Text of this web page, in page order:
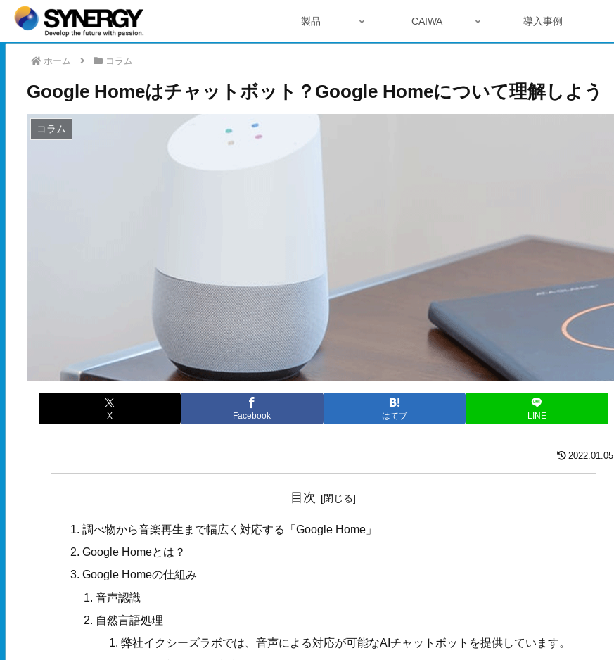
製品 CAIWA 導入事例
ホーム コラム
Google Homeはチャットボット？Google Homeについて理解しよう
コラム
X Facebook はてブ LINE
2022.01.05
目次
調べ物から音楽再生まで幅広く対応する「Google Home」
Google Homeとは？
Google Homeの仕組み
音声認識
自然言語処理
弊社イクシーズラボでは、音声による対応が可能なAIチャットボットを提供しています。